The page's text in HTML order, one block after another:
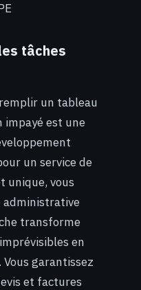
tâches
un tableau
impayé est une
un service de
unique, vous
administrative
transforme
en
garantissez
et factures